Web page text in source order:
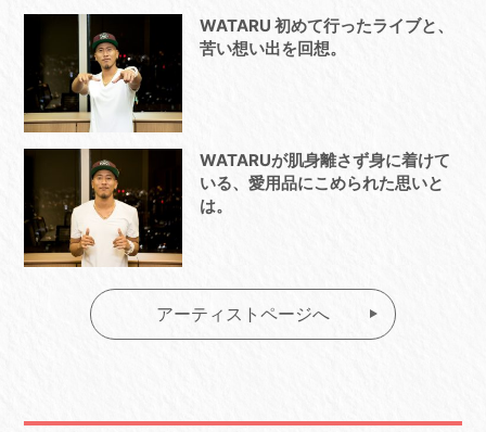
WATARU 初めて行ったライブと、
苦い想い出を回想。
WATARUが肌身離さず身に着けて
いる、愛用品にこめられた思いと
は。
アーティストページへ